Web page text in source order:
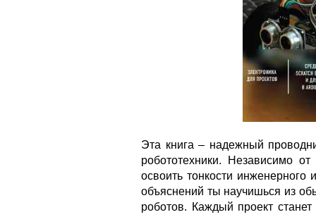
Эта книга – надежный
робототехники. Независимо
освоить тонкости
объяснений ты научишься из
роботов. Каждый проект